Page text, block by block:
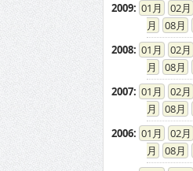
2009: 01 02
08
2008: 01 02
08
2007: 01 02
08
2006: 01 02
08